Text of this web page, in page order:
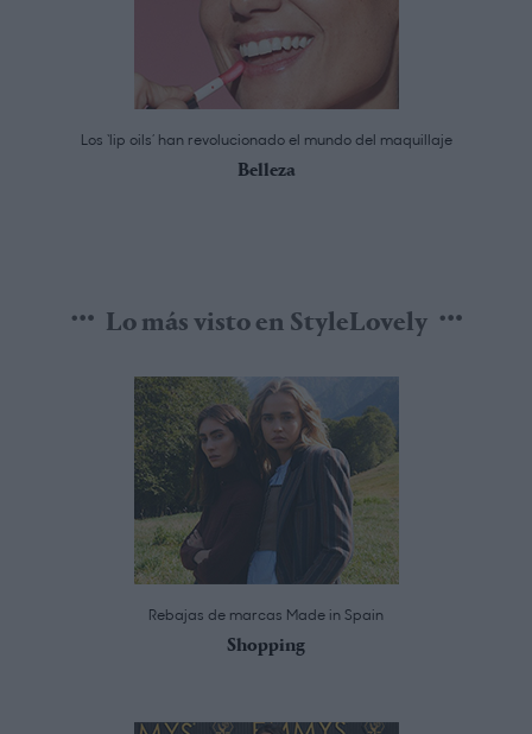
Los ‘lip oils’ han revolucionado el mundo del maquillaje
Belleza
Lo más visto en StyleLovely
Rebajas de marcas Made in Spain
Shopping